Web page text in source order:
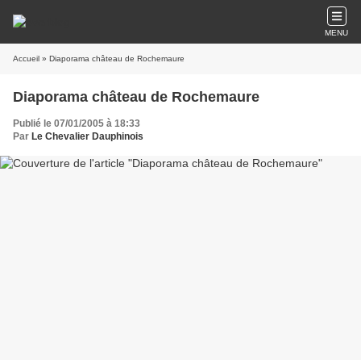
MENU
Accueil » Diaporama château de Rochemaure
Diaporama château de Rochemaure
Publié le 07/01/2005 à 18:33
Par Le Chevalier Dauphinois